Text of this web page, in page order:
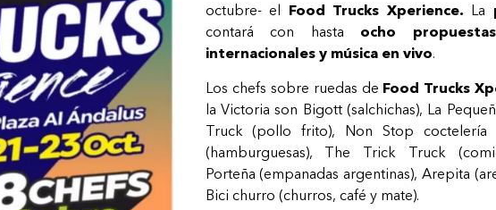
octubre- el Food Trucks Xperience. La
contará con hasta ocho
internacionales y música en vivo.
Los chefs sobre ruedas de Food Trucks
la Victoria son Bigott (salchichas), La
Truck (pollo frito), Non Stop coctelería
(hamburguesas), The Trick Truck
Porteña (empanadas argentinas), Arepita
Bici churro (churros, café y mate).